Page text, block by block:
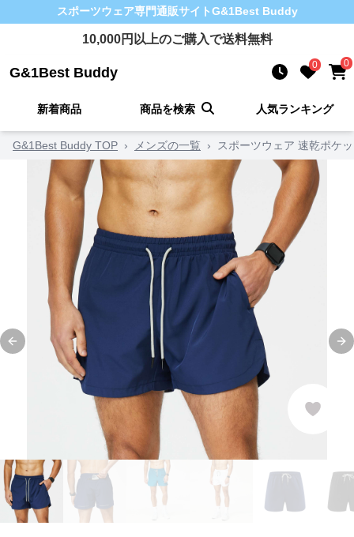
スポーツウェア専門通販サイトG&1Best Buddy
10,000円以上のご購入で送料無料
G&1Best Buddy 0 0
新着商品 商品を検索 人気ランキング
G&1Best Buddy TOP › メンズの一覧 › スポーツウェア 速乾ポケ
Previous slide